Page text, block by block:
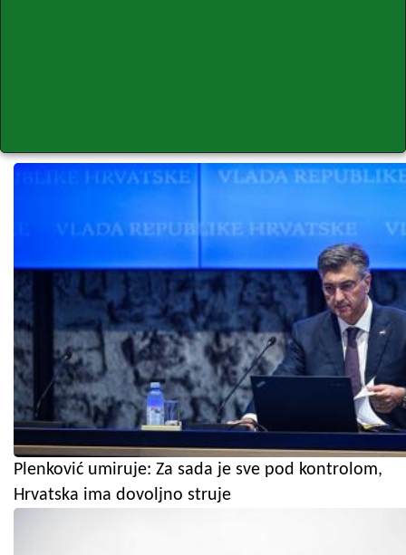
Plenković umiruje: Za sada je sve pod kontrolom,
Hrvatska ima dovoljno struje